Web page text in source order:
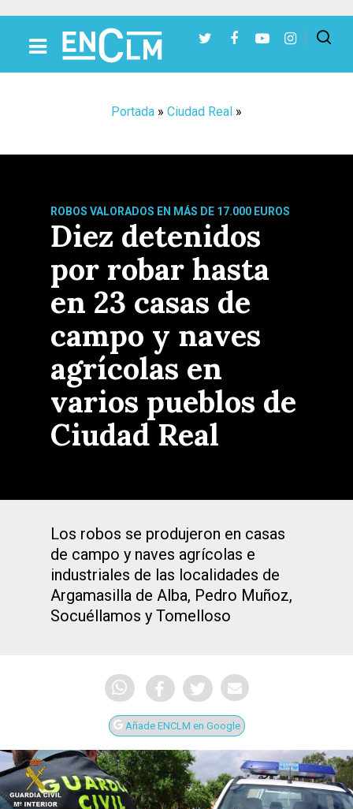
Portada » Ciudad Real »
ROBOS VALORADOS EN MÁS DE 17.000 EUROS
Diez detenidos
por robar hasta
en 23 casas de
campo y naves
agrícolas en
varios pueblos de
Ciudad Real
Los robos se produjeron en casas
de campo y naves agrícolas e
industriales de las localidades de
Argamasilla de Alba, Pedro Muñoz,
Socuéllamos y Tomelloso
Añade ENCLM en Google